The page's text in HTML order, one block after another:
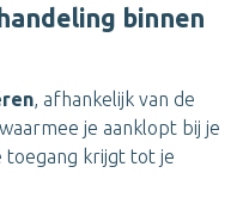
binnen
, afhankelijk van de
je aanklopt bij je
toegang krijgt tot je